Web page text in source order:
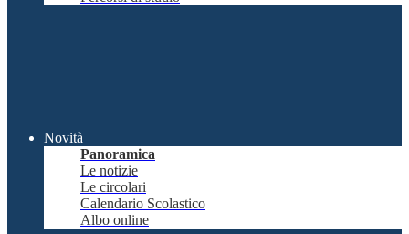
Novità
Panoramica
Le notizie
Le circolari
Calendario Scolastico
Albo online